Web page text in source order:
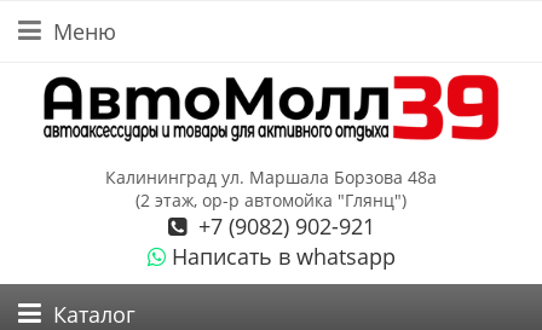
Меню
Калининград ул. Маршала Борзова 48а
(2 этаж, ор-р автомойка "Глянц")
+7 (9082) 902-921
Написать в whatsapp
Каталог